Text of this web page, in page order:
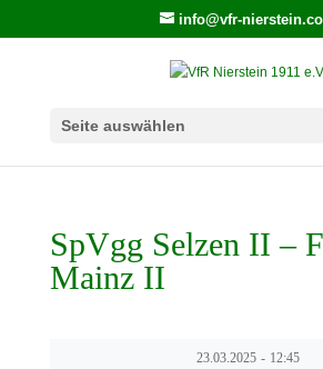
info@vfr-
Seite auswählen
SpVgg Selzen II –
Mainz II
23.03.2025 - 12:45